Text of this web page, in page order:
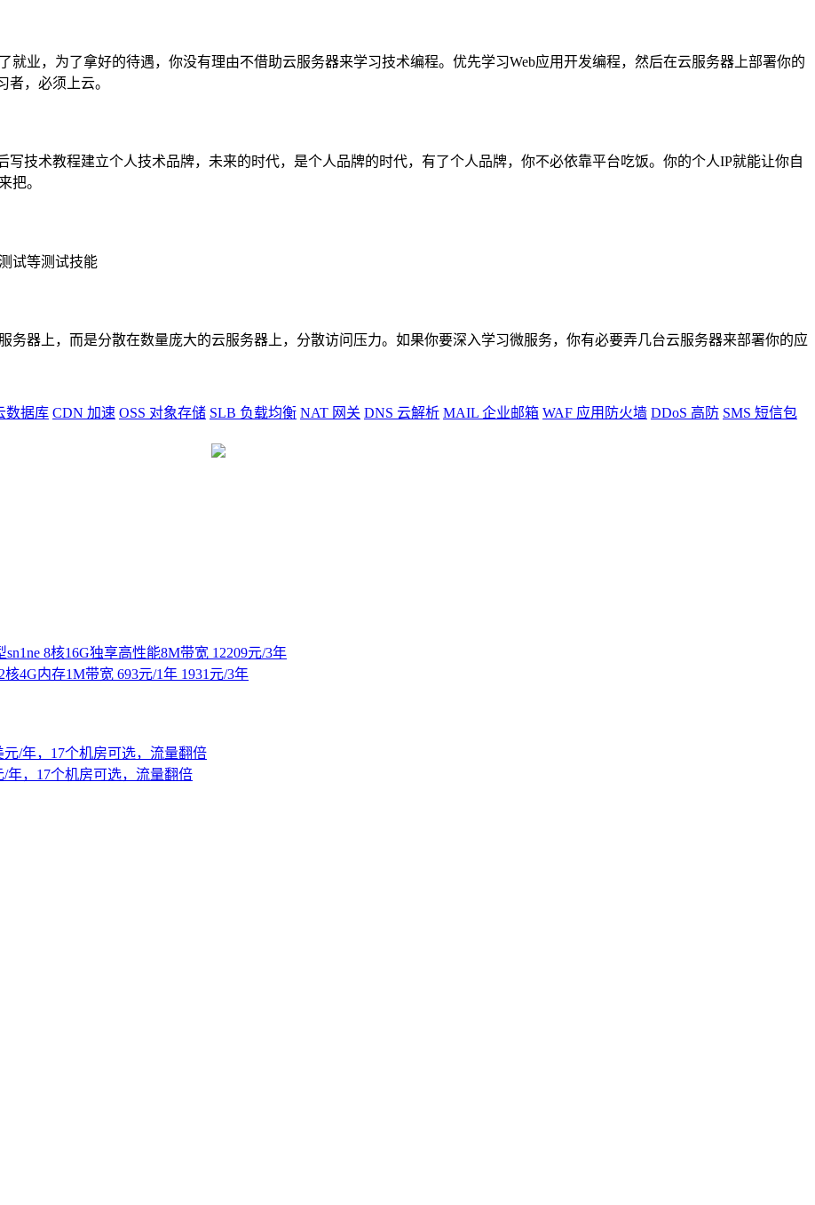
业，为了拿好的待遇，你没有理由不借助云服务器来学习技术编程。优先学习Web应用开发编程，然后在云服务器上部署你的
，必须上云。
技术教程建立个人技术品牌，未来的时代，是个人品牌的时代，有了个人品牌，你不必依靠平台吃饭。你的个人IP就能让你自
把。
试等测试技能
务器上，而是分散在数量庞大的云服务器上，分散访问压力。如果你要深入学习微服务，你有必要弄几台云服务器来部署你的应
数据库 CDN 加速 OSS 对象存储 SLB 负载均衡 NAT 网关 DNS 云解析 MAIL 企业邮箱 WAF 应用防火墙 DDoS 高防 SMS 短信包
8核16G独享高性能8M带宽 12209元/3年
4G内存1M带宽 693元/1年 1931元/3年
年，17个机房可选，流量翻倍